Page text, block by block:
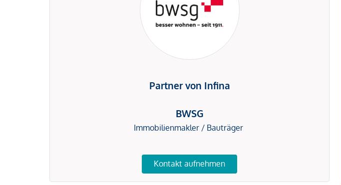
Partner von Infina
BWSG
Immobilienmakler / Bauträger
Kontakt aufnehmen